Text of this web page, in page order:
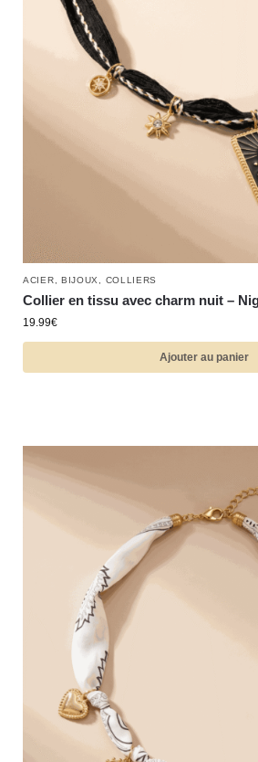
ACIER BIJOUX COLLIERS
Collier en tissu avec charm nuit –
19.99€
Ajouter au panier